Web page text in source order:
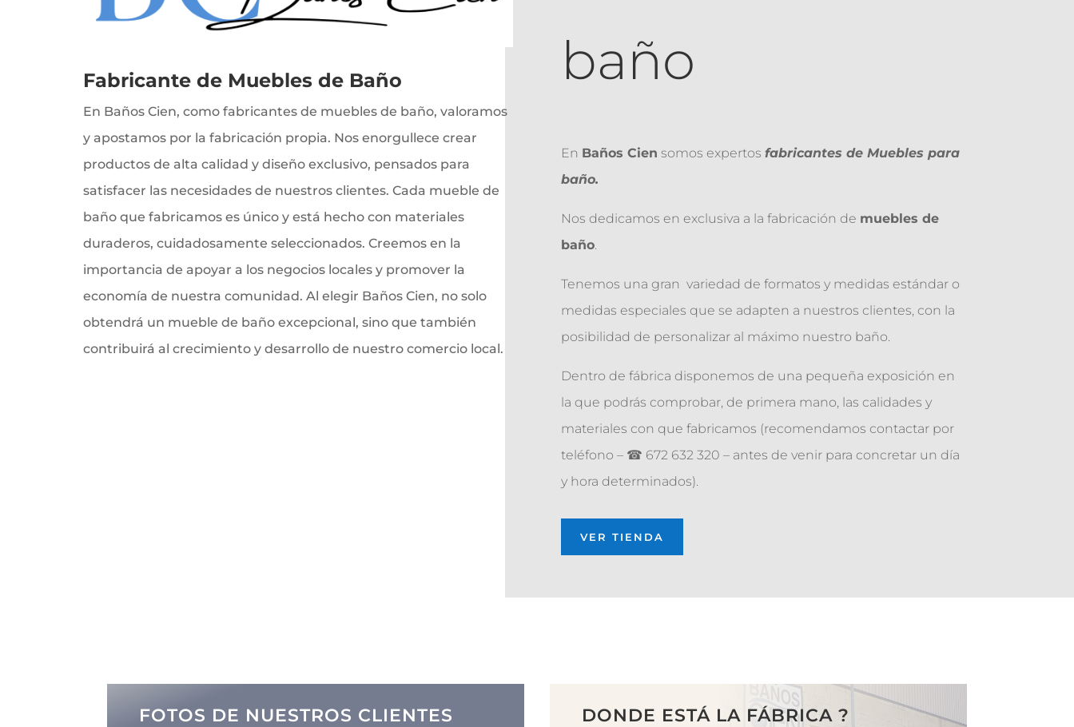
Fabricante de Muebles de Baño
En Baños Cien, como fabricantes de muebles de baño, valoramos
y apostamos por la fabricación propia. Nos enorgullece crear
productos de alta calidad y diseño exclusivo, pensados para
satisfacer las necesidades de nuestros clientes. Cada mueble de
baño que fabricamos es único y está hecho con materiales
duraderos, cuidadosamente seleccionados. Creemos en la
importancia de apoyar a los negocios locales y promover la
economía de nuestra comunidad. Al elegir Baños Cien, no solo
obtendrá un mueble de baño excepcional, sino que también
contribuirá al crecimiento y desarrollo de nuestro comercio local.
baño
En Baños Cien somos expertos fabricantes de Muebles para
baño.
Nos dedicamos en exclusiva a la fabricación de muebles de
baño.
Tenemos una gran variedad de formatos y medidas estándar o
medidas especiales que se adapten a nuestros clientes, con la
posibilidad de personalizar al máximo nuestro baño.
Dentro de fábrica disponemos de una pequeña exposición en
la que podrás comprobar, de primera mano, las calidades y
materiales con que fabricamos (recomendamos contactar por
teléfono – ☎ 672 632 320 – antes de venir para concretar un día
y hora determinados).
VER TIENDA
FOTOS DE NUESTROS CLIENTES DONDE ESTÁ LA FÁBRICA ?